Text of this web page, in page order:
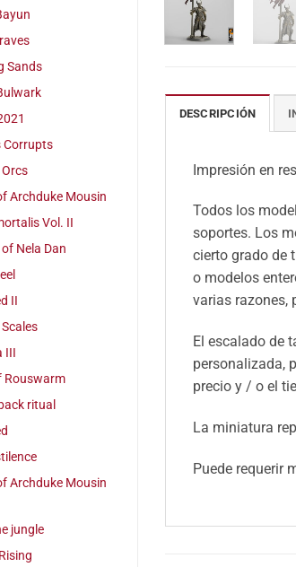
Sands
Corrupts
Archduke Mousin
Vol. II
Nela Dan
II
III
Rouswarm
ritual
Archduke Mousin
jungle
DESCRIPCIÓN
Impresión en
Todos los
soportes. Los
cierto grado de
o modelos
varias razones,
El escalado de
personalizada,
precio y / o el
La miniatura
Puede requerir